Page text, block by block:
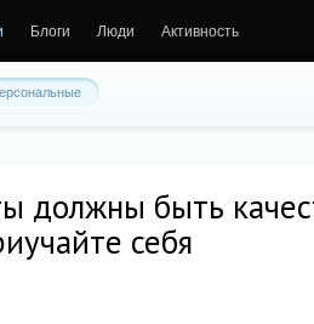
Блоги Люди Активность
должны быть
себя